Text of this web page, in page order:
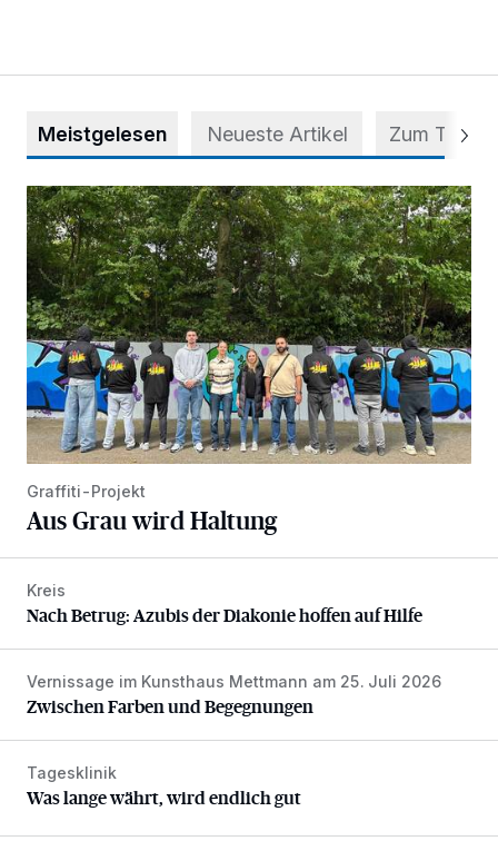
Meistgelesen Neueste Artikel Zum Thema
Aus Grau wird Haltung
Graffiti-Projekt
Aus Grau wird Haltung
Nach Betrug: Azubis der Diakonie hoffen auf Hilfe
Kreis
Nach Betrug: Azubis der Diakonie hoffen auf Hilfe
Zwischen Farben und Begegnungen
Vernissage im Kunsthaus Mettmann am 25. Juli 2026
Zwischen Farben und Begegnungen
Was lange währt, wird endlich gut
Tagesklinik
Was lange währt, wird endlich gut